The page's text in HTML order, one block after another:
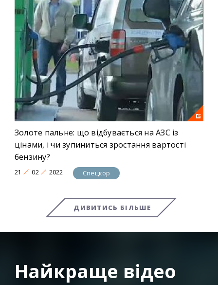
Золоте пальне: що відбувається на АЗС із
цінами, і чи зупиниться зростання вартості
бензину?
21 02 2022 Спецкор
ДИВИТИСЬ БІЛЬШЕ
Найкраще відео